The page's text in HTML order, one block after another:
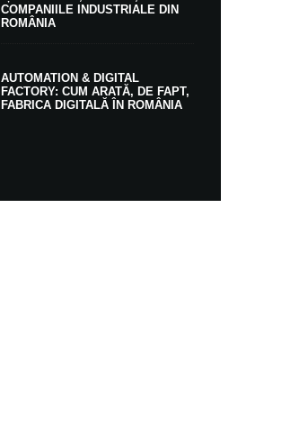
COMPANIILE INDUSTRIALE DIN
ROMÂNIA
AUTOMATION & DIGITAL
FACTORY: CUM ARATĂ, DE FAPT,
FABRICA DIGITALĂ ÎN ROMÂNIA